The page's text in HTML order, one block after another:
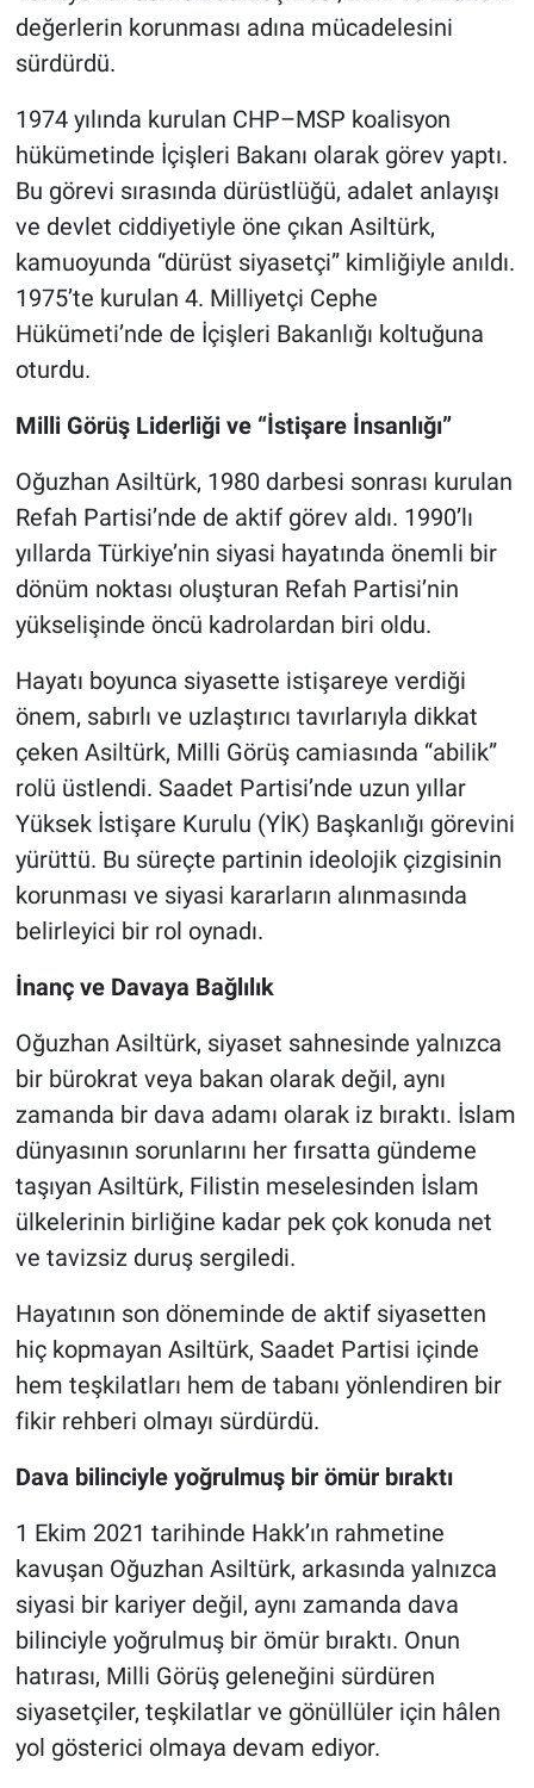
değerlerin korunması adına mücadelesini
sürdürdü.
1974 yılında kurulan CHP–MSP koalisyon
hükümetinde İçişleri Bakanı olarak görev yaptı.
Bu görevi sırasında dürüstlüğü, adalet anlayışı
ve devlet ciddiyetiyle öne çıkan Asiltürk,
kamuoyunda “dürüst siyasetçi” kimliğiyle anıldı.
1975’te kurulan 4. Milliyetçi Cephe
Hükümeti’nde de İçişleri Bakanlığı koltuğuna
oturdu.
Milli Görüş Liderliği ve “İstişare İnsanlığı”
Oğuzhan Asiltürk, 1980 darbesi sonrası kurulan
Refah Partisi’nde de aktif görev aldı. 1990’lı
yıllarda Türkiye’nin siyasi hayatında önemli bir
dönüm noktası oluşturan Refah Partisi’nin
yükselişinde öncü kadrolardan biri oldu.
Hayatı boyunca siyasette istişareye verdiği
önem, sabırlı ve uzlaştırıcı tavırlarıyla dikkat
çeken Asiltürk, Milli Görüş camiasında “abilik”
rolü üstlendi. Saadet Partisi’nde uzun yıllar
Yüksek İstişare Kurulu (YİK) Başkanlığı görevini
yürüttü. Bu süreçte partinin ideolojik çizgisinin
korunması ve siyasi kararların alınmasında
belirleyici bir rol oynadı.
İnanç ve Davaya Bağlılık
Oğuzhan Asiltürk, siyaset sahnesinde yalnızca
bir bürokrat veya bakan olarak değil, aynı
zamanda bir dava adamı olarak iz bıraktı. İslam
dünyasının sorunlarını her fırsatta gündeme
taşıyan Asiltürk, Filistin meselesinden İslam
ülkelerinin birliğine kadar pek çok konuda net
ve tavizsiz duruş sergiledi.
Hayatının son döneminde de aktif siyasetten
hiç kopmayan Asiltürk, Saadet Partisi içinde
hem teşkilatları hem de tabanı yönlendiren bir
fikir rehberi olmayı sürdürdü.
Dava bilinciyle yoğrulmuş bir ömür bıraktı
1 Ekim 2021 tarihinde Hakk’ın rahmetine
kavuşan Oğuzhan Asiltürk, arkasında yalnızca
siyasi bir kariyer değil, aynı zamanda dava
bilinciyle yoğrulmuş bir ömür bıraktı. Onun
hatırası, Milli Görüş geleneğini sürdüren
siyasetçiler, teşkilatlar ve gönüllüler için hâlen
yol gösterici olmaya devam ediyor.